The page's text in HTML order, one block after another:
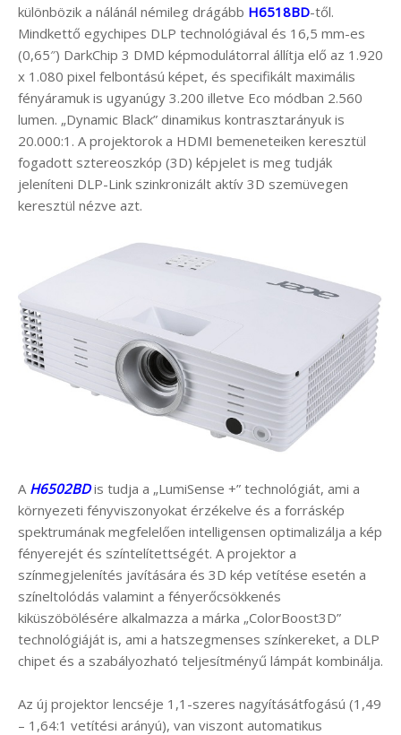
különbözik a nálánál némileg drágább H6518BD-től.
Mindkettő egychipes DLP technológiával és 16,5 mm-es
(0,65″) DarkChip 3 DMD képmodulátorral állítja elő az 1.920
x 1.080 pixel felbontású képet, és specifikált maximális
fényáramuk is ugyanúgy 3.200 illetve Eco módban 2.560
lumen. „Dynamic Black” dinamikus kontrasztarányuk is
20.000:1. A projektorok a HDMI bemeneteiken keresztül
fogadott sztereoszkóp (3D) képjelet is meg tudják
jeleníteni DLP-Link szinkronizált aktív 3D szemüvegen
keresztül nézve azt.
A H6502BDis tudja a „LumiSense +” technológiát, ami a
környezeti fényviszonyokat érzékelve és a forráskép
spektrumának megfelelően intelligensen optimalizálja a kép
fényerejét és színtelítettségét. A projektor a
színmegjelenítés javítására és 3D kép vetítése esetén a
színeltolódás valamint a fényerőcsökkenés
kiküszöbölésére alkalmazza a márka „ColorBoost3D”
technológiáját is, ami a hatszegmenses színkereket, a DLP
chipet és a szabályozható teljesítményű lámpát kombinálja.
Az új projektor lencséje 1,1-szeres nagyításátfogású (1,49
– 1,64:1 vetítési arányú), van viszont automatikus